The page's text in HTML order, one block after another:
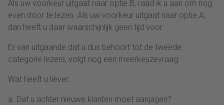
Als uw voorkeur uitgaat naar optie B, raad ik u aan om nog
even door te lezen. Als uw voorkeur uitgaat naar optie A,
dan heeft u daar waarschijnlijk geen tijd voor.
Er van uitgaande dat u dus behoort tot de tweede
categorie lezers, volgt nog een meerkeuzevraag:
Wat heeft u liever:
a. Dat u achter nieuwe klanten moet aanjagen?